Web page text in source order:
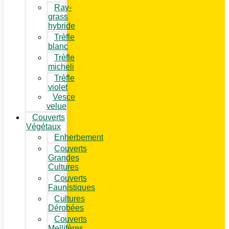
Ray-
grass
hybride
Trèfle
blanc
Trèfle
micheli
Trèfle
violet
Vesce
velue
Couverts
Végétaux
Enherbement
Couverts
Grandes
Cultures
Couverts
Faunistiques
Cultures
Dérobées
Couverts